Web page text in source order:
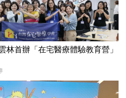
首辦「在宅醫療體驗教育營」